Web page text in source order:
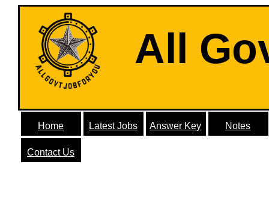
All
Home Latest Jobs Answer Key Notes
Contact Us